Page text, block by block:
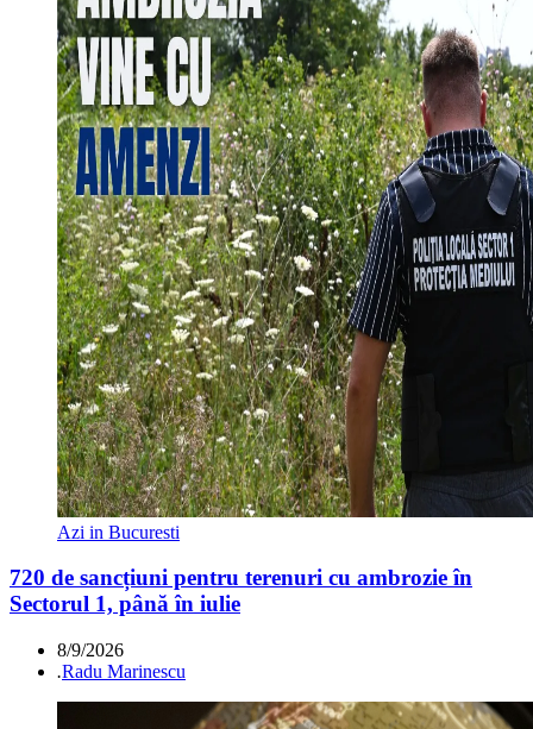
Azi in Bucuresti
720 de sancțiuni pentru terenuri cu ambrozie în
Sectorul 1, până în iulie
8/9/2026
.Radu Marinescu